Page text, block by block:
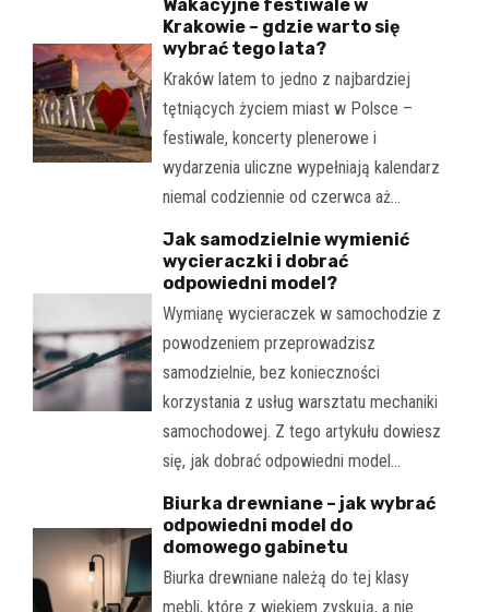
Wakacyjne festiwale w
Krakowie – gdzie warto się
wybrać tego lata?
Kraków latem to jedno z najbardziej
tętniących życiem miast w Polsce –
festiwale, koncerty plenerowe i
wydarzenia uliczne wypełniają kalendarz
niemal codziennie od czerwca aż…
Jak samodzielnie wymienić
wycieraczki i dobrać
odpowiedni model?
Wymianę wycieraczek w samochodzie z
powodzeniem przeprowadzisz
samodzielnie, bez konieczności
korzystania z usług warsztatu mechaniki
samochodowej. Z tego artykułu dowiesz
się, jak dobrać odpowiedni model…
Biurka drewniane – jak wybrać
odpowiedni model do
domowego gabinetu
Biurka drewniane należą do tej klasy
mebli, które z wiekiem zyskują, a nie